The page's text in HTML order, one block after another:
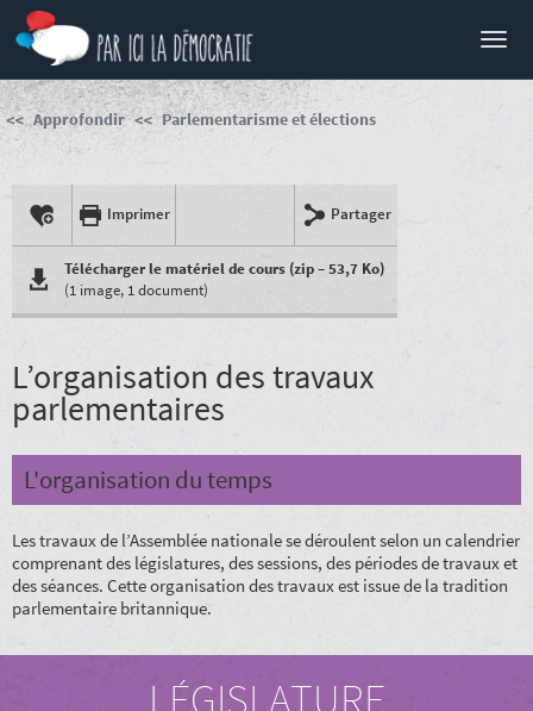
Menu
Approfondir Parlementarisme et élections
Imprimer Partager
Télécharger le matériel de cours (zip – 53,7 Ko)
(1 image, 1 document)
L’organisation des travaux
parlementaires
L'organisation du temps
Les travaux de l’Assemblée nationale se déroulent selon un calendrier
comprenant des législatures, des sessions, des périodes de travaux et
des séances. Cette organisation des travaux est issue de la tradition
parlementaire britannique.
LÉGISLATURE